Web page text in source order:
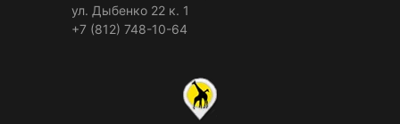
ул. Дыбенко 22 к. 1
+7 (812) 748-10-64